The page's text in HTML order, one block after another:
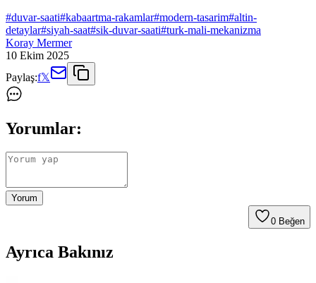
#duvar-saati#kabaartma-rakamlar#modern-tasarim#altin-
detaylar#siyah-saat#sik-duvar-saati#turk-mali-mekanizma
Koray Mermer
10 Ekim 2025
Paylaş:f𝕏
Yorumlar:
Yorum
0 Beğen
Ayrıca Bakınız